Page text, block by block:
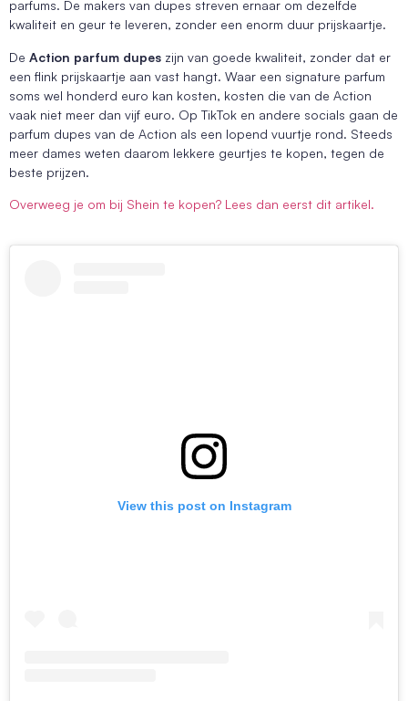
parfums. De makers van dupes streven ernaar om dezelfde
kwaliteit en geur te leveren, zonder een enorm duur prijskaartje.
De Action parfum dupes zijn van goede kwaliteit, zonder dat er
een flink prijskaartje aan vast hangt. Waar een signature parfum
soms wel honderd euro kan kosten, kosten die van de Action
vaak niet meer dan vijf euro. Op TikTok en andere socials gaan de
parfum dupes van de Action als een lopend vuurtje rond. Steeds
meer dames weten daarom lekkere geurtjes te kopen, tegen de
beste prijzen.
Overweeg je om bij Shein te kopen? Lees dan eerst dit artikel.
View this post on Instagram